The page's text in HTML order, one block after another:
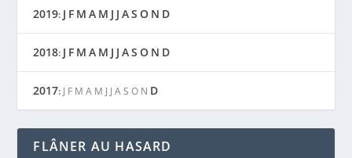
2019: J F M A M J J AS O N D
2018: J F M A M J J AS O N D
2017: J F M A M J J A S O N D
FLÂNER AU HASARD